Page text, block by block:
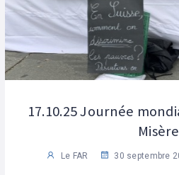
17.10.25 Journée
Misère
Le FAR 30 septembre